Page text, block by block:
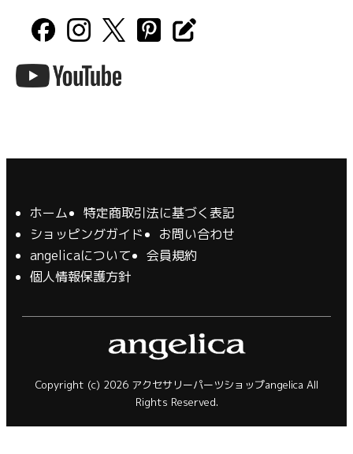
ホーム
特定商取引法に基づく表記
ショッピングガイド
お問い合わせ
angelicaについて
会員規約
個人情報保護方針
Copyright (c) 2026 アクセサリーパーツショップangelica All
Rights Reserved.